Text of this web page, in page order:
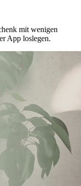
mit wenigen
App loslegen.